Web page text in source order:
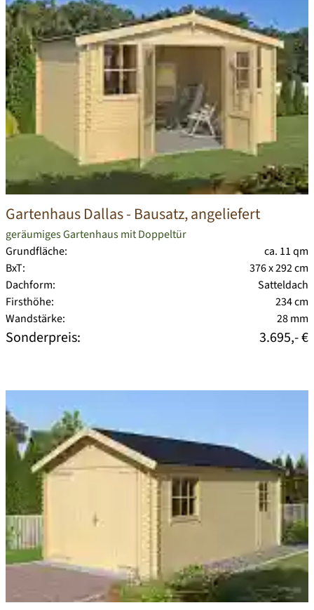
Gartenhaus Dallas- Bausatz, angeliefert
geräumiges Gartenhaus mit Doppeltür
Grundfläche:
ca. 11 qm
BxT:
376 x 292 cm
Dachform:
Satteldach
Firsthöhe:
234 cm
Wandstärke:
28 mm
Sonderpreis: 3.695,- €